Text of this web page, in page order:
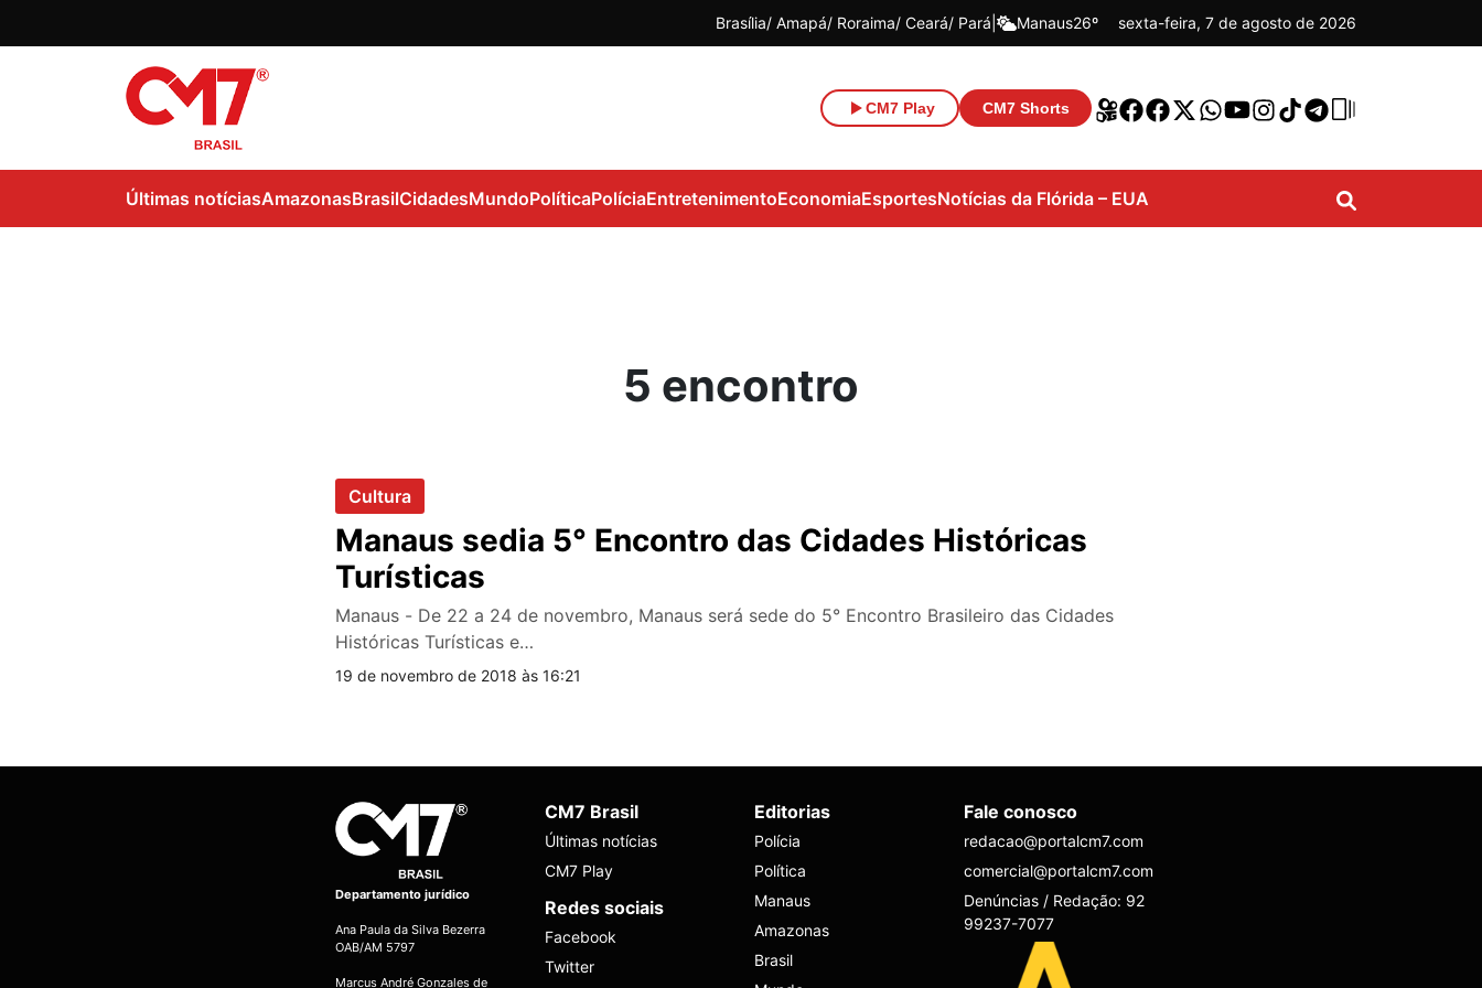
Brasília Amapá Roraima Ceará Pará Manaus26º sexta-feira, 7 de agosto de 2026
CM7 Play CM7 Shorts
Últimas notíciasAmazonasBrasilCidadesMundoPolíticaPolíciaEntretenimentoEconomiaEsportesNotícias da Flórida – EUA
5 encontro
Cultura
Manaus sedia 5° Encontro das Cidades Históricas
Turísticas
Manaus - De 22 a 24 de novembro, Manaus será sede do 5° Encontro Brasileiro das Cidades
Históricas Turísticas e…
19 de novembro de 2018 às 16:21
Departamento jurídico
Ana Paula da Silva Bezerra
OAB/AM 5797
Marcus André Gonzales de
CM7 Brasil
Últimas notícias
CM7 Play
Redes sociais
Facebook
Twitter
Editorias
Polícia
Política
Manaus
Amazonas
Brasil
Fale conosco
redacao@portalcm7.com
comercial@portalcm7.com
Denúncias / Redação: 92
99237-7077